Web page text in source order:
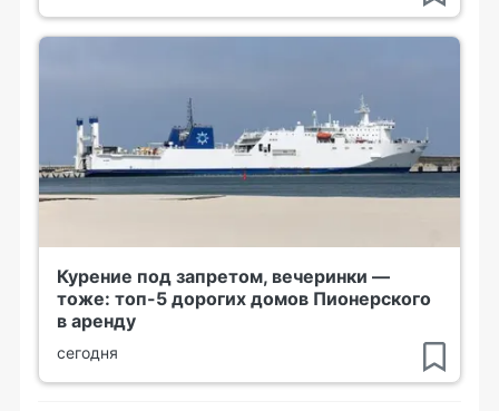
Курение под запретом, вечеринки —
тоже: топ-5 дорогих домов Пионерского
в аренду
сегодня